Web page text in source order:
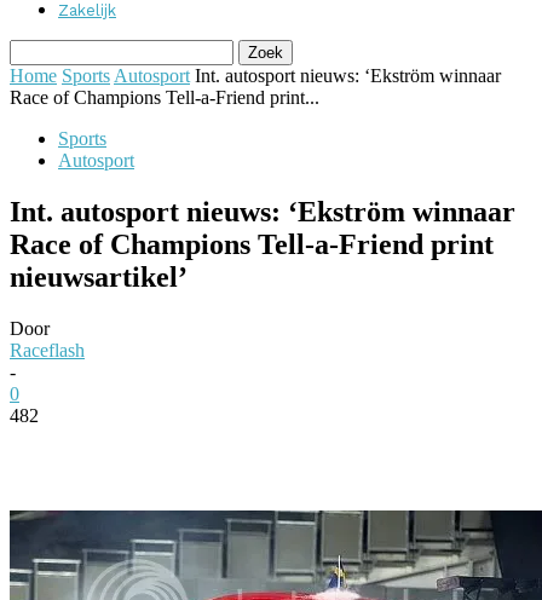
Zakelijk
Home Sports Autosport Int. autosport nieuws: ‘Ekström winnaar
Race of Champions Tell-a-Friend print...
Sports
Autosport
Int. autosport nieuws: ‘Ekström winnaar
Race of Champions Tell-a-Friend print
nieuwsartikel’
Door
Raceflash
-
0
482